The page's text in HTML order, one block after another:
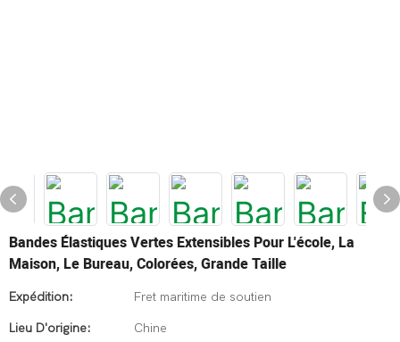
Bandes Élastiques Vertes Extensibles Pour L'école, La
Maison, Le Bureau, Colorées, Grande Taille
Expédition: Fret maritime de soutien
Lieu D'origine: Chine